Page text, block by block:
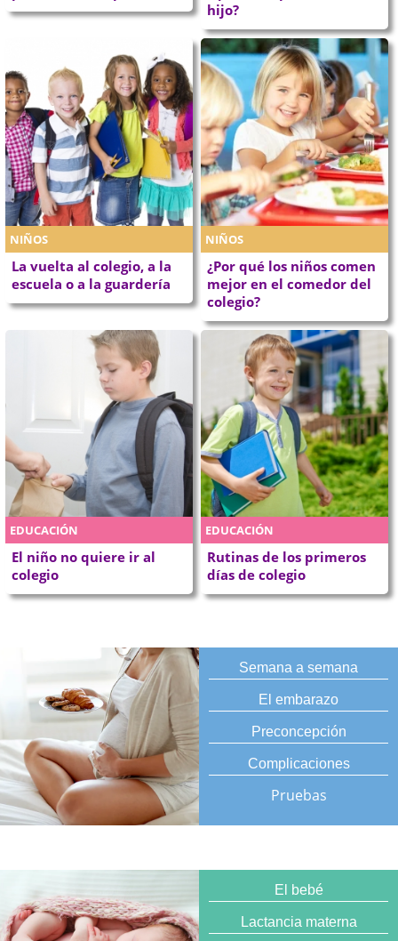
hijo?
NIÑOS
La vuelta al colegio, a la
escuela o a la guardería
NIÑOS
¿Por qué los niños comen
mejor en el comedor del
colegio?
EDUCACIÓN
El niño no quiere ir al
colegio
EDUCACIÓN
Rutinas de los primeros
días de colegio
Semana a semana
El embarazo
Preconcepción
Complicaciones
Pruebas
El bebé
Lactancia materna